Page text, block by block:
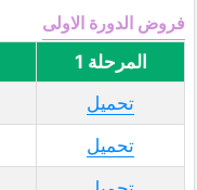
فروض الدورة الاولى
المرحلة 1
تحميل
تحميل